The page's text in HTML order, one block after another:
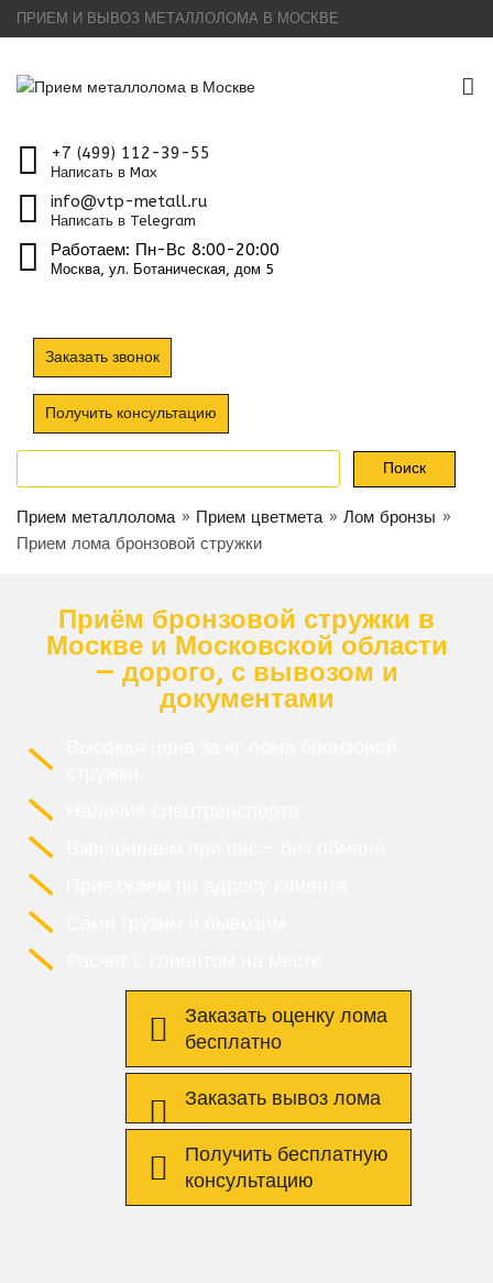
ПРИЕМ И ВЫВОЗ МЕТАЛЛОЛОМА В МОСКВЕ
+7 (499) 112-39-55
Написать в Max
info@vtp-metall.ru
Написать в Telegram
Работаем: Пн-Вс 8:00-20:00
Москва, ул. Ботаническая, дом 5
Заказать звонок
Получить консультацию
Прием металлолома» Прием цветмета» Лом бронзы »
Прием лома бронзовой стружки
Приём бронзовой стружки в
Москве и Московской области
— дорого, с вывозом и
документами
Заказать оценку лома
бесплатно
Заказать вывоз лома
Получить бесплатную
консультацию